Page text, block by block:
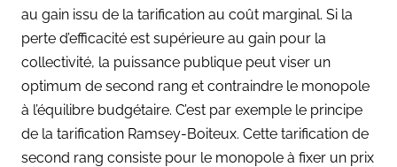
au gain issu de la tarification au coût marginal. Si la
perte d’efficacité est supérieure au gain pour la
collectivité, la puissance publique peut viser un
optimum de second rang et contraindre le monopole
à l’équilibre budgétaire. C’est par exemple le principe
de la tarification Ramsey-Boiteux. Cette tarification de
second rang consiste pour le monopole à fixer un prix